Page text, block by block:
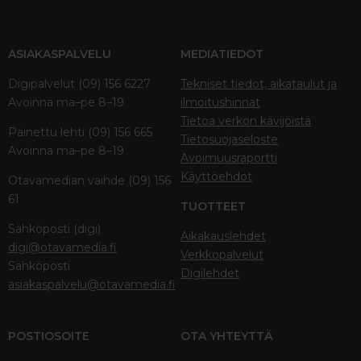
ASIAKASPALVELU
Digipalvelut (09) 156 6227
Avoinna ma–pe 8–19
Painettu lehti (09) 156 665
Avoinna ma–pe 8–19
Otavamedian vaihde (09) 156
61
Sähköposti (digi)
digi@otavamedia.fi
Sähköposti
asiakaspalvelu@otavamedia.fi
MEDIATIEDOT
Tekniset tiedot, aikataulut ja
ilmoitushinnat
Tietoa verkon kävijöistä
Tietosuojaseloste
Avoimuusraportti
Käyttöehdot
TUOTTEET
Aikakauslehdet
Verkkopalvelut
Digilehdet
POSTIOSOITE OTA YHTEYTTÄ